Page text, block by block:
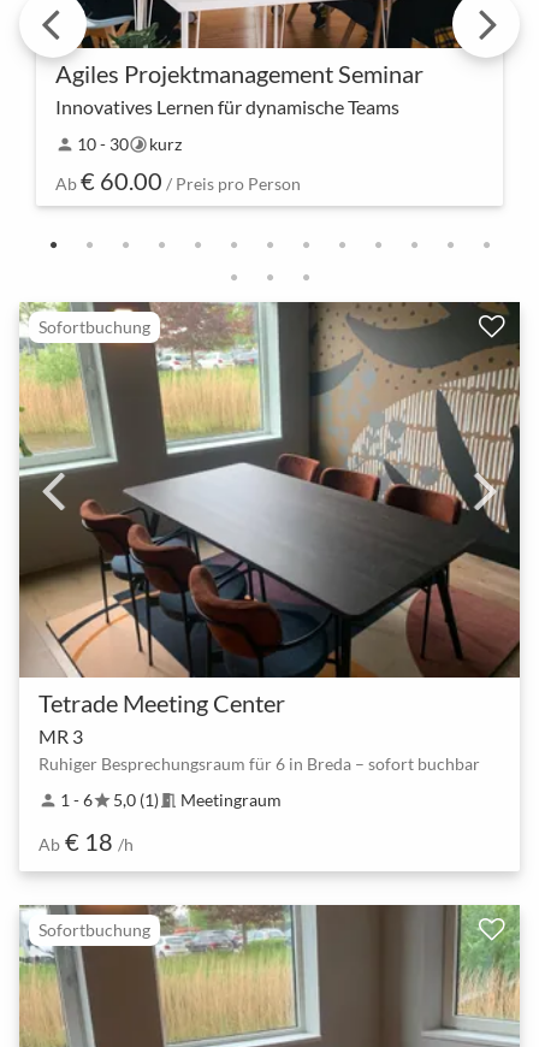
Agiles Projektmanagement Seminar
Innovatives Lernen für dynamische Teams
ure Reise des Wissenserwerbs beginnt hier – erlebt
gemeinsam die nächste Ebene des agilen
Projektmanagements. Entdeckt innovative
Methoden und bewähr…
person 10 - 30timelapsekurz
Ab€ 60.00 / Preis pro Person
Sofortbuchung
Tetrade Meeting Center
MR 3
Ruhiger Besprechungsraum für 6 in Breda – sofort buchbar
person 1 - 6star5,0 (1) meeting_room Meetingraum
Ab € 18 /h
Sofortbuchung